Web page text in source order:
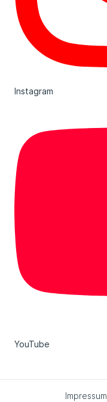
Instagram
YouTube
Impressum